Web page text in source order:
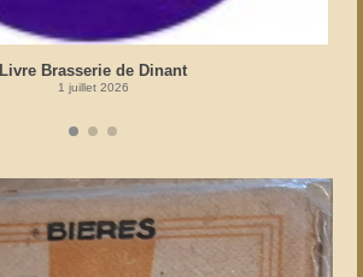
Livre Brasserie de Dinant
1 juillet 2026